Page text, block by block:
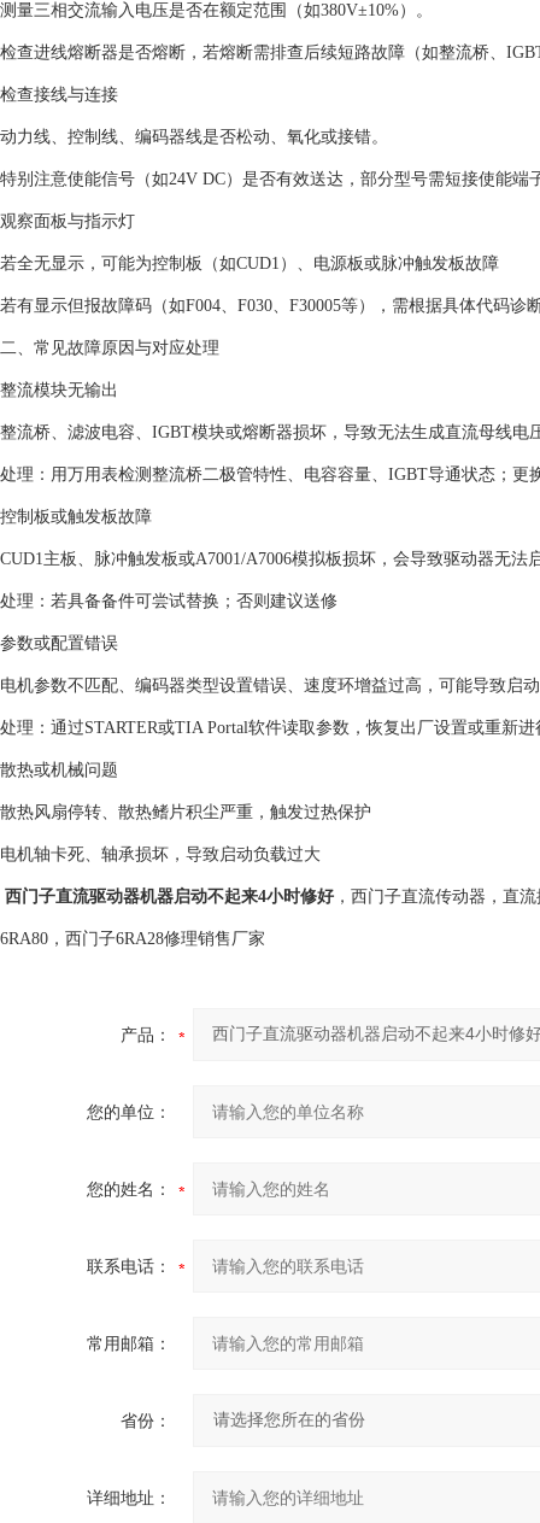
测量三相交流输入电压是否在额定范围（如380V±10%）。
检查进线熔断器是否熔断，若熔断需排查后续短路故障（如整流桥、
‌检查接线与连接‌
动力线、控制线、编码器线是否松动、氧化或接错。
特别注意使能信号（如24V DC）是否有效送达，部分型号需短接使能端
‌观察面板与指示灯‌
若‌全无显示‌，可能为控制板（如CUD1）、电源板或脉冲触发板故障‌
若有显示但报故障码（如F004、F030、F30005等），需根据具体代码诊
‌二、常见故障原因与对应处理‌
‌整流模块无输出‌
整流桥、滤波电容、IGBT模块或熔断器损坏，导致无法生成直流母线电
处理‌：用万用表检测整流桥二极管特性、电容容量、IGBT导通状态；更
‌控制板或触发板故障‌
CUD1主板、脉冲触发板或A7001/A7006模拟板损坏，会导致驱动器无法
‌处理‌：若具备备件可尝试替换；否则建议送修‌
‌参数或配置错误‌
电机参数不匹配、编码器类型设置错误、速度环增益过高，可能导致启
处理‌：通过STARTER或TIA Portal软件读取参数，恢复出厂设置或重新
‌散热或机械问题‌
散热风扇停转、散热鳍片积尘严重，触发过热保护‌
电机轴卡死、轴承损坏，导致启动负载过大‌
西门子直流驱动器机器启动不起来4小时修好 ，西门子直流传动器，直
6RA80，西门子6RA28修理销售厂家
产品：
您的单位：
您的姓名：
联系电话：
常用邮箱：
省份：
详细地址：